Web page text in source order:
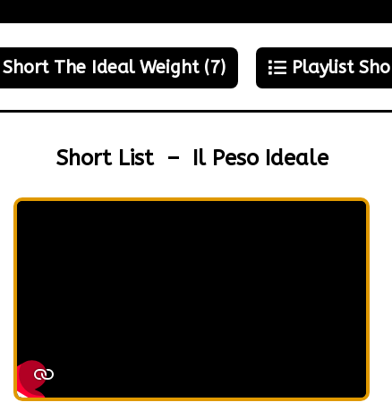
Short The Ideal Weight (7) Playlist
Short List – Il Peso Ideale